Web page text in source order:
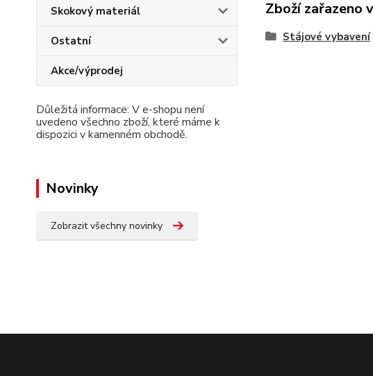
Skokový materiál
Ostatní
Akce/výprodej
Důležitá informace: V e-shopu není
uvedeno všechno zboží, které máme k
dispozici v kamenném obchodě.
Novinky
Zobrazit všechny novinky
Zboží zařazeno
Stájové vybavení